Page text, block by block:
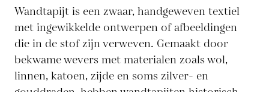
Wandtapijt is een zwaar, handgeweven textiel
met ingewikkelde ontwerpen of afbeeldingen
die in de stof zijn verweven. Gemaakt door
bekwame wevers met materialen zoals wol,
linnen, katoen, zijde en soms zilver- en